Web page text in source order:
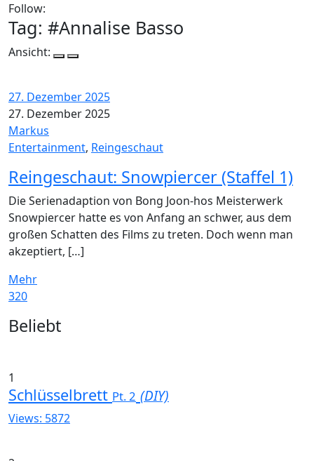
Follow:
Tag: #Annalise Basso
Ansicht:
27. Dezember 2025
27. Dezember 2025
Markus
Entertainment, Reingeschaut
Reingeschaut: Snowpiercer (Staffel 1)
Die Serienadaption von Bong Joon-hos Meisterwerk
Snowpiercer hatte es von Anfang an schwer, aus dem
großen Schatten des Films zu treten. Doch wenn man
akzeptiert, […]
Mehr
320
Widgets
Beliebt
1
Schlüsselbrett Pt. 2 (DIY)
Views: 5872